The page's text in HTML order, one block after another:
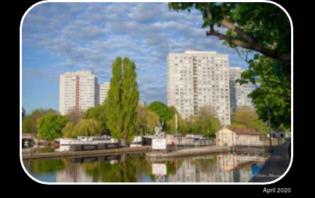
April 2020
“, Bj. 1950
Urkunden reichen bis 1298
Die beiden wertvollsten Schiffe
sind die Schleppdampfer
„Andreas“ und „Volldampf“,
April 2020
Schleppdampfer „Andreas“ “, Bj. 1950